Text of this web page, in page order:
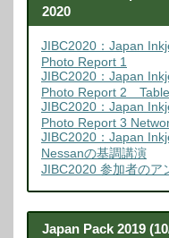
2020
JIBC2020：Japan
Photo Report 1
JIBC2020：Japan
Photo Report 2
JIBC2020：Japan
Photo Report 3
JIBC2020：Japan
Nessanの基調講演
JIBC2020 参加者のア
Japan Pack 2019